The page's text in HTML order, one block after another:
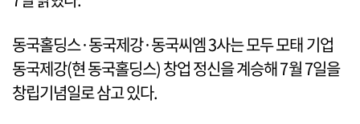
동국홀딩스·동국제강·동국씨엠 3사는 모두 모태 기업
동국제강(현 동국홀딩스) 창업 정신을 계승해 7월 7일을
창립기념일로 삼고 있다.